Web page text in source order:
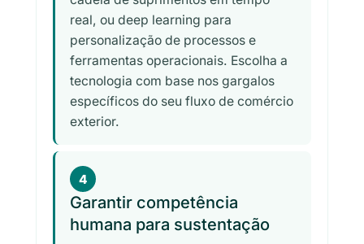
real, ou deep learning para
personalização de processos e
ferramentas operacionais. Escolha a
tecnologia com base nos gargalos
específicos do seu fluxo de comércio
exterior.
4
Garantir competência
humana para sustentação